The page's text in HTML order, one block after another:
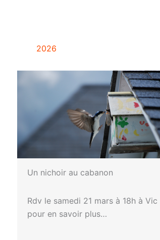
2026
Un nichoir au cabanon
Rdv le samedi 21 mars à 18h à Vic
pour en savoir plus…